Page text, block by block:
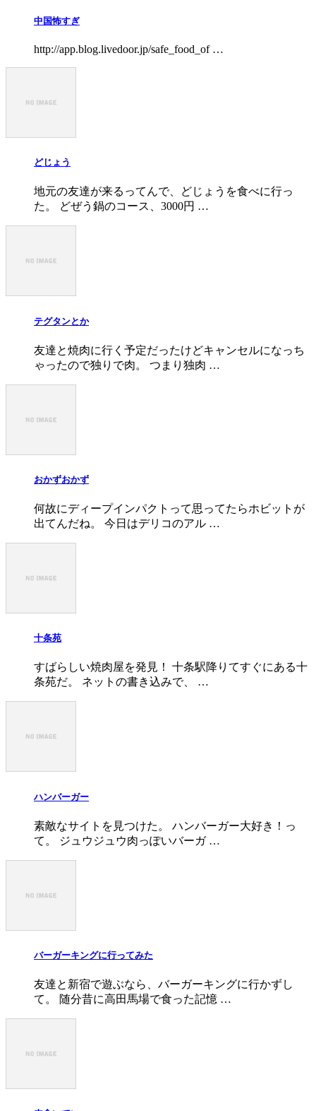
中国怖すぎ
http://app.blog.livedoor.jp/safe_food_of …
どじょう
地元の友達が来るってんで、どじょうを食べに行っ
た。 どぜう鍋のコース、3000円 …
テグタンとか
友達と焼肉に行く予定だったけどキャンセルになっち
ゃったので独りで肉。 つまり独肉 …
おかずおかず
何故にディープインパクトって思ってたらホビットが
出てんだね。 今日はデリコのアル …
十条苑
すばらしい焼肉屋を発見！ 十条駅降りてすぐにある十
条苑だ。 ネットの書き込みで、 …
ハンバーガー
素敵なサイトを見つけた。 ハンバーガー大好き！っ
て。 ジュウジュウ肉っぽいバーガ …
バーガーキングに行ってみた
友達と新宿で遊ぶなら、バーガーキングに行かずし
て。 随分昔に高田馬場で食った記憶 …